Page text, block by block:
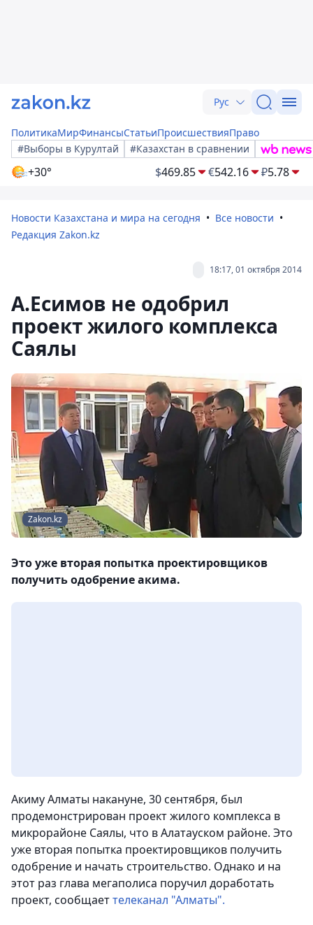
Рус
ПолитикаМирФинансыСтатьиПроисшествияПраво
#Выборы в Курултай
#Казахстан в сравнении
+30° $469.85 €542.16 ₽5.78
Новости Казахстана и мира на сегодня
Все новости
Редакция Zakon.kz
18:17, 01 октября 2014
А.Есимов не одобрил
проект жилого комплекса
Саялы
Zakon.kz
Это уже вторая попытка проектировщиков
получить одобрение акима.
Акиму Алматы накануне, 30 сентября, был
продемонстрирован проект жилого комплекса в
микрорайоне Саялы, что в Алатауском районе. Это
уже вторая попытка проектировщиков получить
одобрение и начать строительство. Однако и на
этот раз глава мегаполиса поручил доработать
проект, сообщаеттелеканал "Алматы".